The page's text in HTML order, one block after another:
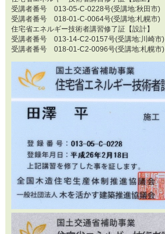
受講者番号 013-05-C-0228号(受講地:秋田市)
受講者番号 018-01-C-0064号(受講地:札幌市)
住宅省エネルギー技術者講習修了証【設計】
受講者番号 013-14-C2-0157号(受講地:川崎市)
受講者番号 018-01-C2-0096号(受講地:札幌市)